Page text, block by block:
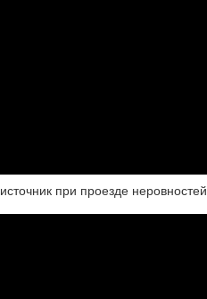
при проезде неровностей